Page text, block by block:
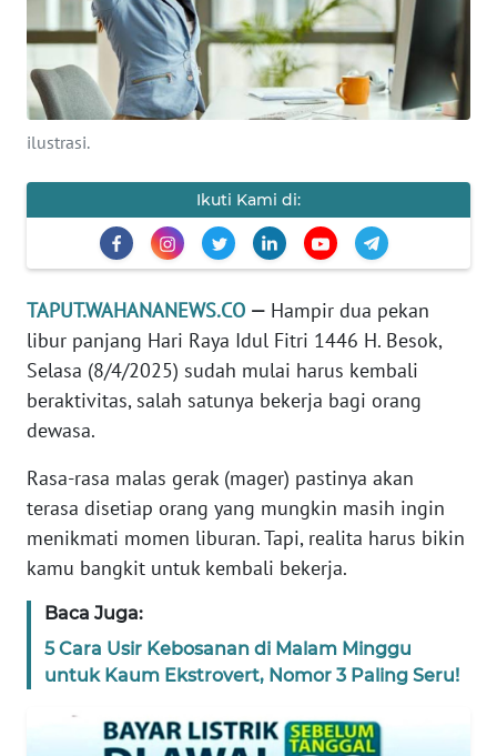
ilustrasi.
Ikuti Kami di:
TAPUT.WAHANANEWS.CO — Hampir dua pekan
libur panjang Hari Raya Idul Fitri 1446 H. Besok,
Selasa (8/4/2025) sudah mulai harus kembali
beraktivitas, salah satunya bekerja bagi orang
dewasa.
Rasa-rasa malas gerak (mager) pastinya akan
terasa disetiap orang yang mungkin masih ingin
menikmati momen liburan. Tapi, realita harus bikin
kamu bangkit untuk kembali bekerja.
Baca Juga:
5 Cara Usir Kebosanan di Malam Minggu
untuk Kaum Ekstrovert, Nomor 3 Paling Seru!
PEDOMAN
MEDIA
SIBER
Wahana
News
Regional
SUMUT
WN
JAKARTA
WN
JABAR
BANTEN